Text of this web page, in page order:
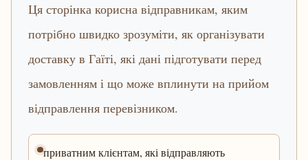
Ця сторінка корисна відправникам, яким
потрібно швидко зрозуміти, як організувати
доставку в Гаїті, які дані підготувати перед
замовленням і що може вплинути на прийом
відправлення перевізником.
приватним клієнтам, які відправляють